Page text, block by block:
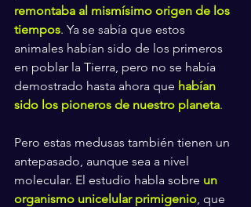
remontaba al mismísimo origen de los
tiempos. Ya se sabía que estos
animales habían sido de los primeros
en poblar la Tierra, pero no se había
demostrado hasta ahora que habían
sido los pioneros de nuestro planeta.
Pero estas medusas también tienen un
antepasado, aunque sea a nivel
molecular. El estudio habla sobre un
organismo unicelular primigenio , que